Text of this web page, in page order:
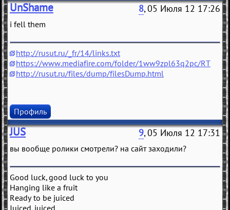
UnShame 8, 05 Июля 12 17:26
i fell them
http://rusut.ru/_fr/14/links.txt
https://www.mediafire.com/folder/1ww9zpl63q2pc/RT
http://rusut.ru/files/dump/filesDump.html
Профиль
JUS 9, 05 Июля 12 17:31
вы вообще ролики смотрели? на сайт заходили?
Good luck, good luck to you
Hanging like a fruit
Ready to be juiced